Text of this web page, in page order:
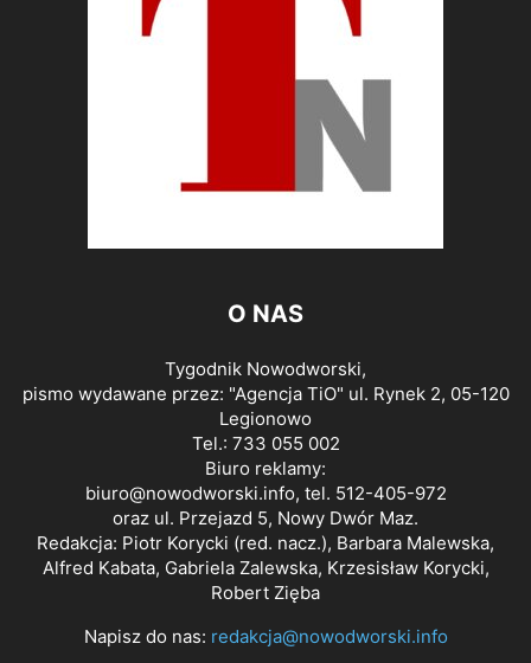
O NAS
Tygodnik Nowodworski,
pismo wydawane przez: "Agencja TiO" ul. Rynek 2, 05-120
Legionowo
Tel.: 733 055 002
Biuro reklamy:
biuro@nowodworski.info, tel. 512-405-972
oraz ul. Przejazd 5, Nowy Dwór Maz.
Redakcja: Piotr Korycki (red. nacz.), Barbara Malewska,
Alfred Kabata, Gabriela Zalewska, Krzesisław Korycki,
Robert Zięba
Napisz do nas: redakcja@nowodworski.info